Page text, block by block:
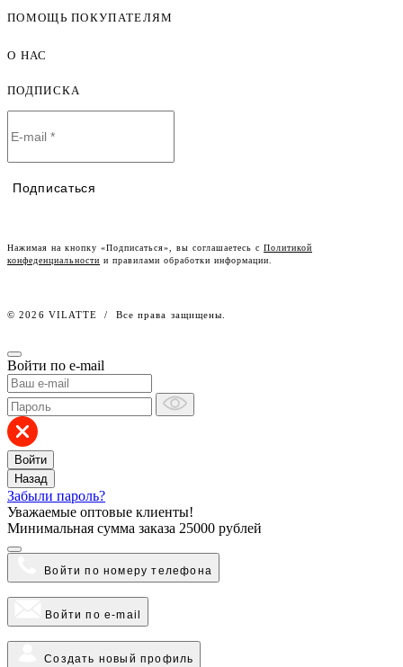
Женская одежда оптом
ПОМОЩЬ ПОКУПАТЕЛЯМ
Как оформить заказ
Оплата и доставка
Договор-оферта
Условия сотрудничества
О НАС
Lookbook
Работа в компании
ПОДПИСКА
Подписаться
Нажимая на кнопку «Подписаться», вы соглашаетесь с Политикой
конфеденциальности и правилами обработки информации.
© 2026 VILATTE / Все права защищены.
Войти по e-mail
Войти
Назад
Забыли пароль?
Уважаемые оптовые клиенты!
Минимальная сумма заказа 25000 рублей
Войти по номеру телефона
Войти по e-mail
Создать новый профиль